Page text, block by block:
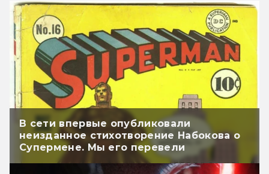
В сети впервые опубликовали
неизданное стихотворение Набокова о
Супермене. Мы его перевели